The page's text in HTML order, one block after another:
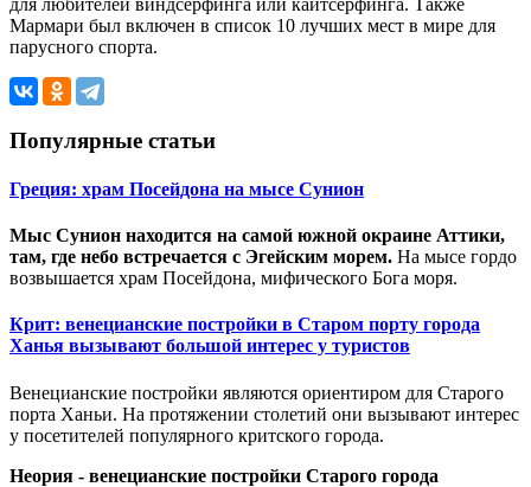
Мармари был включен в список 10 лучших мест в мире для
парусного спорта.
Популярные статьи
Греция: храм Посейдона на мысе Сунион
Мыс Сунион находится на самой южной окраине Аттики,
там, где небо встречается с Эгейским морем. На мысе гордо
возвышается храм Посейдона, мифического Бога моря.
Крит: венецианские постройки в Старом порту города
Ханья вызывают большой интерес у туристов
Венецианские постройки являются ориентиром для Старого
порта Ханьи. На протяжении столетий они вызывают интерес
у посетителей популярного критского города.
Неория - венецианские постройки Старого города